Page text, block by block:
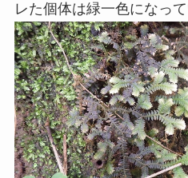
レた個体は緑一色になって